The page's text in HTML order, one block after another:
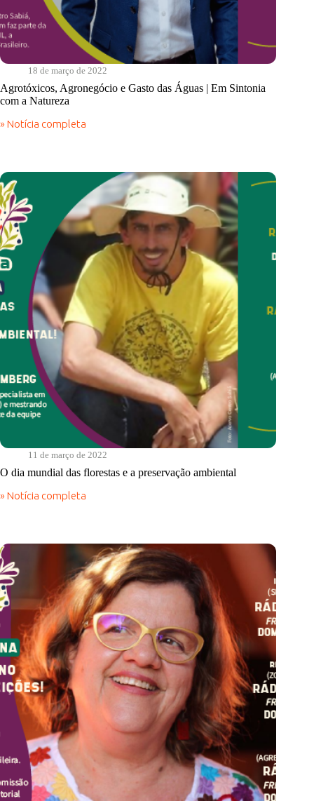
18 de março de 2022
Agrotóxicos, Agronegócio e Gasto das Águas | Em Sintonia
com a Natureza
» Notícia completa
Agrotóxicos,
das
Águas
|
Em
Sintonia
com
a
Natureza
11 de março de 2022
O dia mundial das florestas e a preservação ambiental
» Notícia completa
O
florestas
e
a
preservação
ambiental